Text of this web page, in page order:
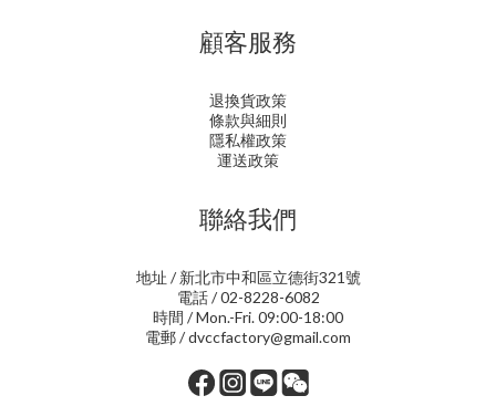
顧客服務
退換貨政策
條款與細則
隱私權政策
運送政策
聯絡我們
地址 / 新北市中和區立德街321號
電話 / 02-8228-6082
時間 / Mon.-Fri. 09:00-18:00
電郵 / dvccfactory@gmail.com